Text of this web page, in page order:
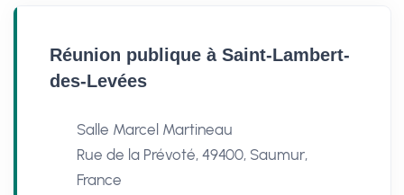
Réunion publique à Saint-Lambert-
des-Levées
Salle Marcel Martineau
Rue de la Prévoté, 49400, Saumur,
France